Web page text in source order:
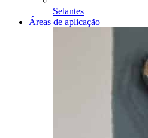
Selantes
Áreas de aplicação